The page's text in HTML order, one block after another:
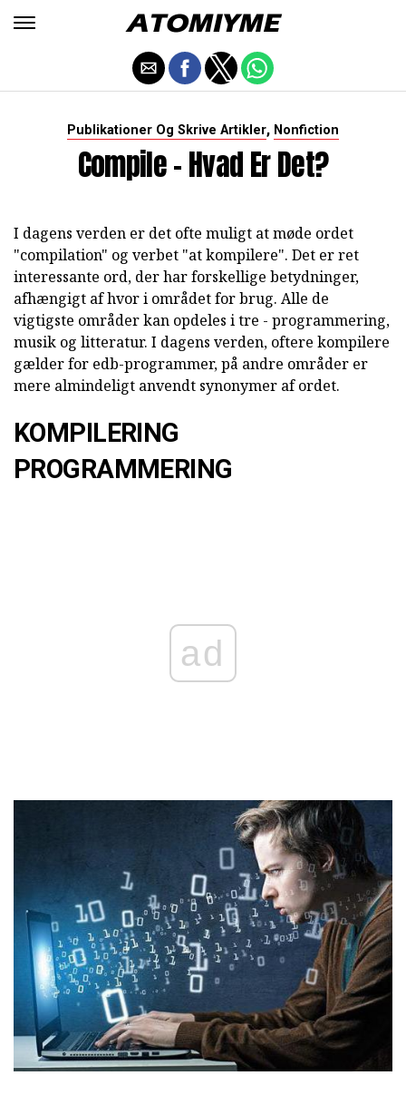
Publikationer Og Skrive Artikler, Nonfiction
Compile - Hvad Er Det?
I dagens verden er det ofte muligt at møde ordet
"compilation" og verbet "at kompilere". Det er ret
interessante ord, der har forskellige betydninger,
afhængigt af hvor i området for brug. Alle de
vigtigste områder kan opdeles i tre - programmering,
musik og litteratur. I dagens verden, oftere kompilere
gælder for edb-programmer, på andre områder er
mere almindeligt anvendt synonymer af ordet.
KOMPILERING
PROGRAMMERING
ad